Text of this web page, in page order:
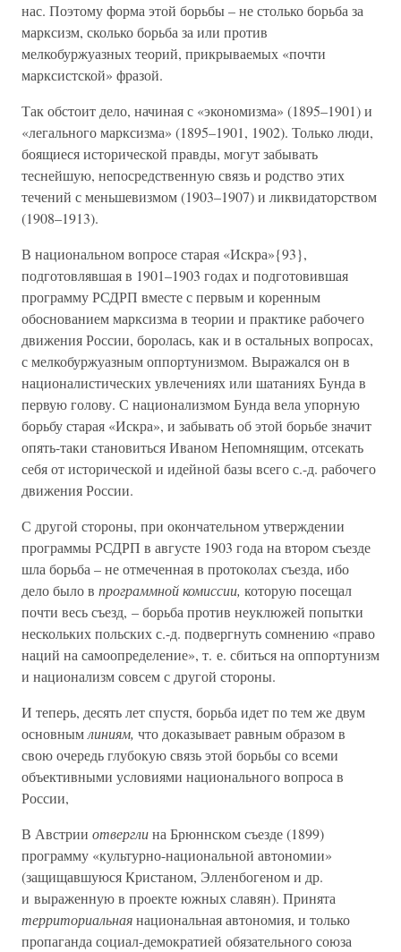
нас. Поэтому форма этой борьбы – не столько борьба за
марксизм, сколько борьба за или против
мелкобуржуазных теорий, прикрываемых «почти
марксистской» фразой.
Так обстоит дело, начиная с «экономизма» (1895–1901) и
«легального марксизма» (1895–1901, 1902). Только люди,
боящиеся исторической правды, могут забывать
теснейшую, непосредственную связь и родство этих
течений с меньшевизмом (1903–1907) и ликвидаторством
(1908–1913).
В национальном вопросе старая «Искра»{93},
подготовлявшая в 1901–1903 годах и подготовившая
программу РСДРП вместе с первым и коренным
обоснованием марксизма в теории и практике рабочего
движения России, боролась, как и в остальных вопросах,
с мелкобуржуазным оппортунизмом. Выражался он в
националистических увлечениях или шатаниях Бунда в
первую голову. С национализмом Бунда вела упорную
борьбу старая «Искра», и забывать об этой борьбе значит
опять-таки становиться Иваном Непомнящим, отсекать
себя от исторической и идейной базы всего с.-д. рабочего
движения России.
С другой стороны, при окончательном утверждении
программы РСДРП в августе 1903 года на втором съезде
шла борьба – не отмеченная в протоколах съезда, ибо
дело было в программной комиссии, которую посещал
почти весь съезд, – борьба против неуклюжей попытки
нескольких польских с.-д. подвергнуть сомнению «право
наций на самоопределение», т. е. сбиться на оппортунизм
и национализм совсем с другой стороны.
И теперь, десять лет спустя, борьба идет по тем же двум
основнымлиниям, что доказывает равным образом в
свою очередь глубокую связь этой борьбы со всеми
объективными условиями национального вопроса в
России,
В Австрии отверглина Брюннском съезде (1899)
программу «культурно-национальной автономии»
(защищавшуюся Кристаном, Элленбогеном и др.
и выраженную в проекте южных славян). Принята
территориальнаянациональная автономия, и только
пропаганда социал-демократией обязательного союза